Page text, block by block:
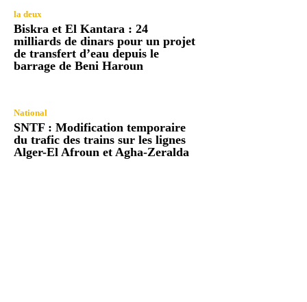
la deux
Biskra et El Kantara : 24
milliards de dinars pour un projet
de transfert d’eau depuis le
barrage de Beni Haroun
National
SNTF : Modification temporaire
du trafic des trains sur les lignes
Alger-El Afroun et Agha-Zeralda